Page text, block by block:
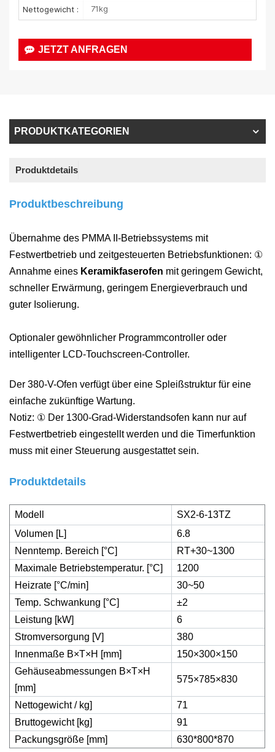
Nettogewicht : 71kg
JETZT ANFRAGEN
PRODUKTKATEGORIEN
Produktdetails
Produktbeschreibung
Übernahme des PMMA II-Betriebssystems mit
Festwertbetrieb und zeitgesteuerten Betriebsfunktionen: ①
Annahme eines Keramikfaserofen mit geringem Gewicht,
schneller Erwärmung, geringem Energieverbrauch und
guter Isolierung.
Optionaler gewöhnlicher Programmcontroller oder
intelligenter LCD-Touchscreen-Controller.
Der 380-V-Ofen verfügt über eine Spleißstruktur für eine
einfache zukünftige Wartung.
Notiz: ① Der 1300-Grad-Widerstandsofen kann nur auf
Festwertbetrieb eingestellt werden und die Timerfunktion
muss mit einer Steuerung ausgestattet sein.
Produktdetails
Modell SX2-6-13TZ
Volumen [L]
6.8
Nenntemp. Bereich [°C]
RT+30~1300
Maximale Betriebstemperatur. [°C]
1200
Heizrate [°C/min]
30~50
Temp. Schwankung [°C]
±2
Leistung [kW]
6
Stromversorgung [V]
380
Innenmaße B×T×H [mm]
150×300×150
Gehäuseabmessungen B×T×H
[mm]
575×785×830
Nettogewicht / kg]
71
Bruttogewicht [kg]
91
Packungsgröße [mm]
630*800*870